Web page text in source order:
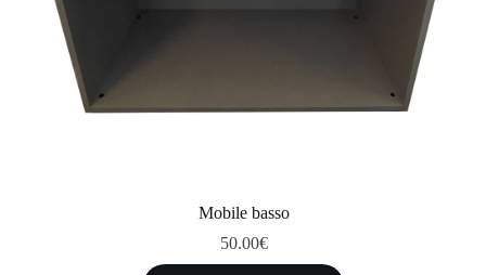
Mobile basso
50.00€